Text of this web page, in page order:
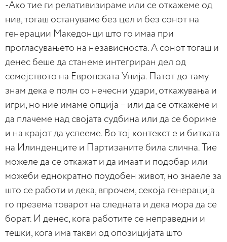
-Ако тие ги релативизираме или се откажеме од
нив, тогаш остануваме без цел и без сонот на
генерации Македонци што го имаа при
прогласувањето на независноста. А сонот тогаш и
денес беше да станеме интегриран дел од
семејството на Европската Унија. Патот до таму
знам дека е полн со нечесни удари, откажувања и
игри, но ние имаме опција – или да се откажеме и
да плачеме над својата судбина или да се бориме
и на крајот да успееме. Во тој контекст е и битката
на Илинденците и Партизаните била слична. Тие
можеле да се откажат и да имаат и подобар или
можеби еднократно поудобен живот, но знаеле за
што се работи и дека, впрочем, секоја генерација
го презема товарот на следната и дека мора да се
борат. И денес, кога работите се неправедни и
тешки, кога има такви од опозицијата што